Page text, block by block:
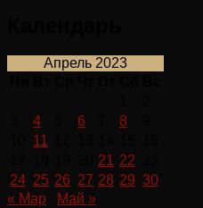
Апрель 2023
4 6 8
11
21 22
24 25 26 27 28 29 30
« Мар
Май »